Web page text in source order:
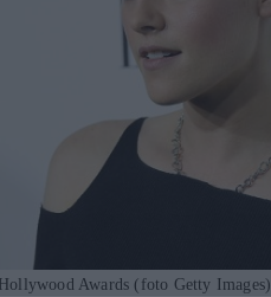
Awards (foto Getty Images)